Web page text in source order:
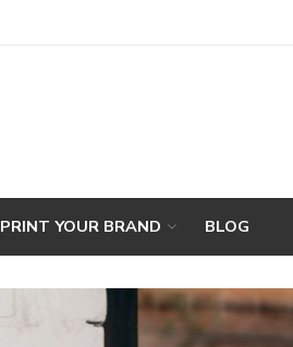
PRINT YOUR BRAND BLOG